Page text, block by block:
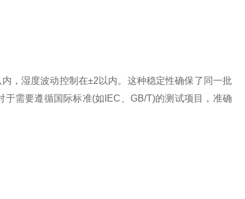
湿度波动控制在±2以内。这种稳定性确保了同一批
需要遵循国际标准(如IEC、GB/T)的测试项目，准确